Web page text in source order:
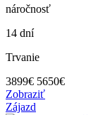
náročnosť
14 dní
Trvanie
3899€ 5650€
Zobraziť
Zájazd